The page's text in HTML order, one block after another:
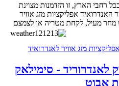
רחבי הארץ, זו הזדמנות מצוינת
אפליקציות מזג אוויר
מחר מעיל, לקחת מטריה או לצמצם
מזג אוויר לאנדרואיד
לאנדרוריד - סימילאק
אבוט